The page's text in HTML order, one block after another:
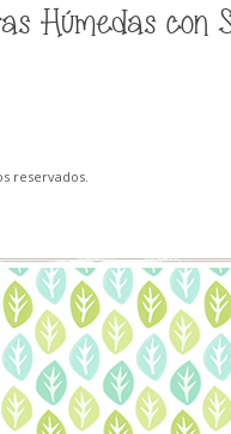
Húmedas con
reservados.